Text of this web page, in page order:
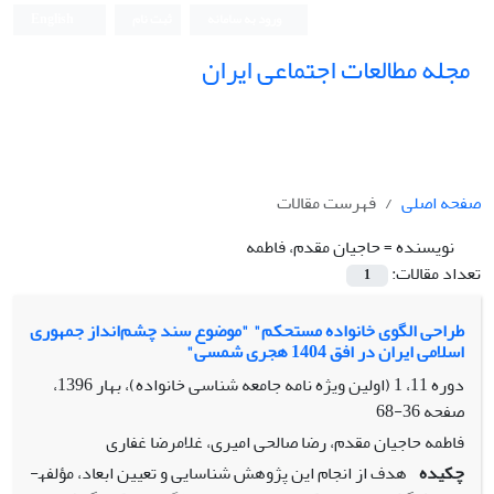
مجله مطالعات اجتماعی ایران
صفحه اصلی
فهرست مقالات
نویسنده =حاجیان مقدم، فاطمه
تعداد مقالات:
1
طراحی الگوی خانواده مستحکم" "موضوع سند چشم‌انداز جمهوری
اسلامی ایران در افق 1404 هجری شمسی"
دوره 11، 1 (اولین ویژه نامه جامعه شناسی خانواده)، بهار 1396،
صفحه36-68
فاطمه حاجیان مقدم، رضا صالحی امیری، غلامرضا غفاری
چکیده هدف از انجام این پژوهش شناسایی و تعیین ابعاد، مؤلفه­